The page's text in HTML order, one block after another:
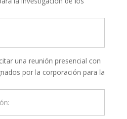
una reunión presencial con
por la corporación para la